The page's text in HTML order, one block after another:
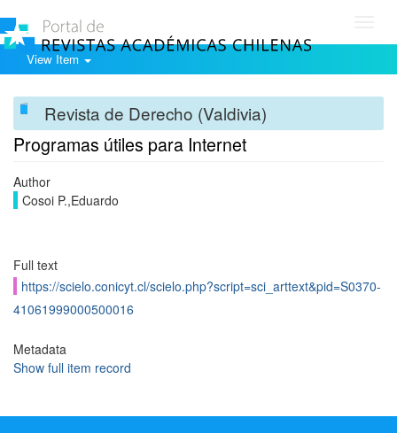
View Item
Revista de Derecho (Valdivia)
Programas útiles para Internet
Author
Cosoi P.,Eduardo
Full text
https://scielo.conicyt.cl/scielo.php?script=sci_arttext&pid=S0370-
41061999000500016
Metadata
Show full item record